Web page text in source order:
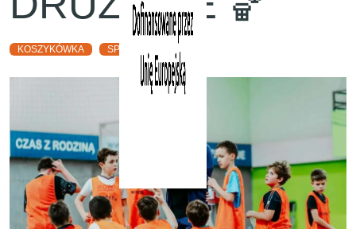
KOSZYKÓWKA SP 134